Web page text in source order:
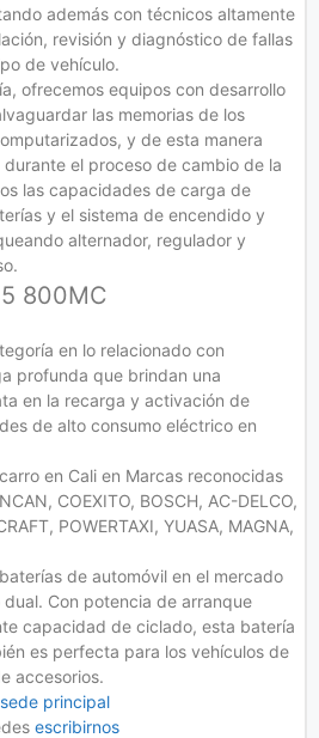
además con técnicos altamente
revisión y diagnóstico de fallas
de vehículo.
ofrecemos equipos con desarrollo
las memorias de los
y de esta manera
el proceso de cambio de la
las capacidades de carga de
y el sistema de encendido y
alternador, regulador y
800MC
en lo relacionado con
profunda que brindan una
en la recarga y activación de
de alto consumo eléctrico en
en Cali en Marcas reconocidas
COEXITO, BOSCH, AC-DELCO,
POWERTAXI, YUASA, MAGNA,
de automóvil en el mercado
Con potencia de arranque
capacidad de ciclado, esta batería
es perfecta para los vehículos de
accesorios.
principal
escribirnos